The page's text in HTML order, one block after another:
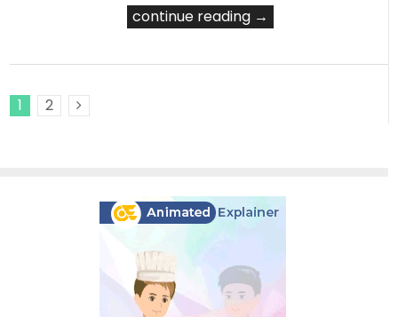
continue reading →
1
2